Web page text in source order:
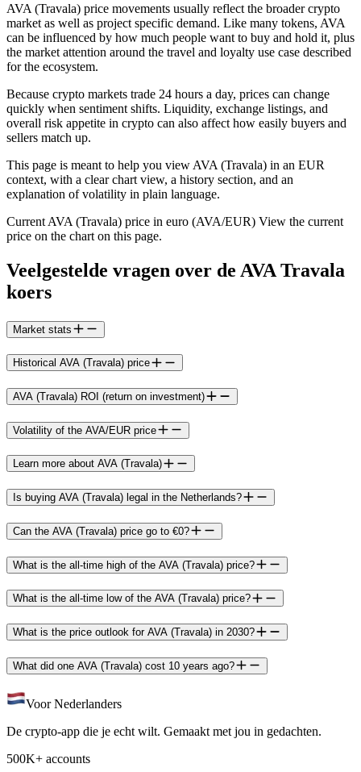
AVA (Travala) price movements usually reflect the broader crypto
market as well as project specific demand. Like many tokens, AVA
can be influenced by how much people want to buy and hold it, plus
the market attention around the travel and loyalty use case described
for the ecosystem.
Because crypto markets trade 24 hours a day, prices can change
quickly when sentiment shifts. Liquidity, exchange listings, and
overall risk appetite in crypto can also affect how easily buyers and
sellers match up.
This page is meant to help you view AVA (Travala) in an EUR
context, with a clear chart view, a history section, and an
explanation of volatility in plain language.
Current AVA (Travala) price in euro (AVA/EUR) View the current
price on the chart on this page.
Veelgestelde vragen over de AVA Travala
koers
Market stats
Historical AVA (Travala) price
AVA (Travala) ROI (return on investment)
Volatility of the AVA/EUR price
Learn more about AVA (Travala)
Is buying AVA (Travala) legal in the Netherlands?
Can the AVA (Travala) price go to €0?
What is the all-time high of the AVA (Travala) price?
What is the all-time low of the AVA (Travala) price?
What is the price outlook for AVA (Travala) in 2030?
What did one AVA (Travala) cost 10 years ago?
Voor Nederlanders
De crypto-app die je echt wilt. Gemaakt met jou in gedachten.
500K+ accounts